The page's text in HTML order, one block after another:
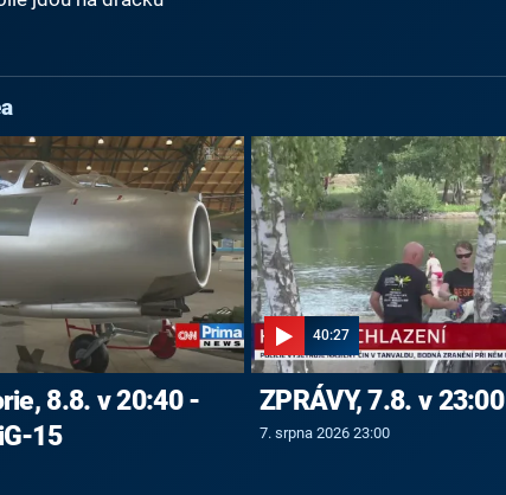
8.8. v 20:40 -
15
40:27
ZPRÁVY, 7.8. v 23:00
7. srpna 2026 23:00